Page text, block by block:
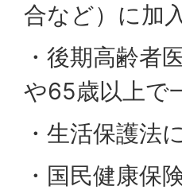
合など）に加
・後期高齢者
や65歳以上で
・生活保護法
・国民健康保